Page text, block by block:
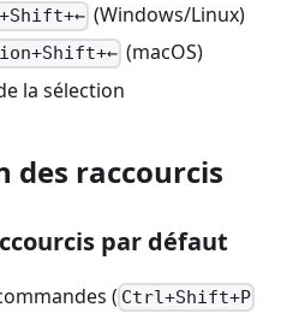
(Windows/Linux)
(macOS)
la sélection
des raccourcis
par défaut
( Ctrl+Shift+P